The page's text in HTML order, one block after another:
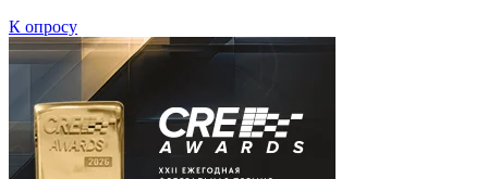
К опросу